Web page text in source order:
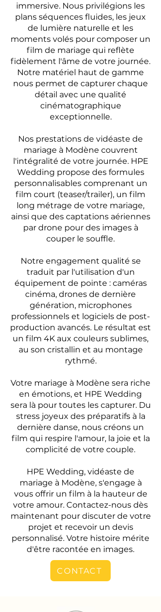
immersive. Nous privilégions les
plans séquences fluides, les jeux
de lumière naturelle et les
moments volés pour composer un
film de mariage qui reflète
fidèlement l'âme de votre journée.
Notre matériel haut de gamme
nous permet de capturer chaque
détail avec une qualité
cinématographique
exceptionnelle.
Nos prestations de vidéaste de
mariage à Modène couvrent
l'intégralité de votre journée. HPE
Wedding propose des formules
personnalisables comprenant un
film court (teaser/trailer), un film
long métrage de votre mariage,
ainsi que des captations aériennes
par drone pour des images à
couper le souffle.
Notre engagement qualité se
traduit par l'utilisation d'un
équipement de pointe : caméras
cinéma, drones de dernière
génération, microphones
professionnels et logiciels de post-
production avancés. Le résultat est
un film 4K aux couleurs sublimes,
au son cristallin et au montage
rythmé.
Votre mariage à Modène sera riche
en émotions, et HPE Wedding
sera là pour toutes les capturer. Du
stress joyeux des préparatifs à la
dernière danse, nous créons un
film qui respire l'amour, la joie et la
complicité de votre couple.
HPE Wedding, vidéaste de
mariage à Modène, s'engage à
vous offrir un film à la hauteur de
votre amour. Contactez-nous dès
maintenant pour discuter de votre
projet et recevoir un devis
personnalisé. Votre histoire mérite
d'être racontée en images.
CONTACT